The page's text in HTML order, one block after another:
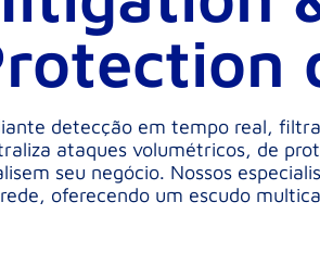
detecção em tempo real,
ataques volumétricos, de
seu negócio. Nossos
oferecendo um escudo